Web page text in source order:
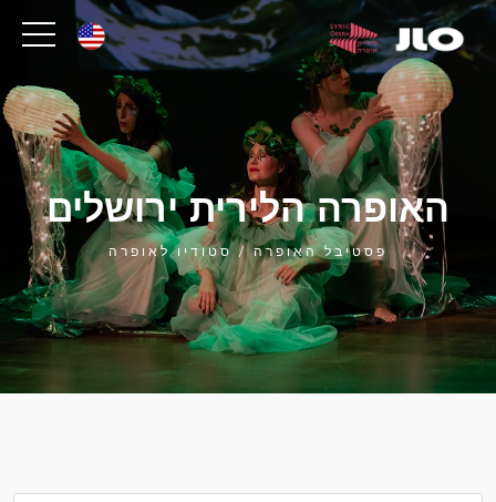
האופרה הלירית ירושלים
פסטיבל האופרה / סטודיו לאופרה